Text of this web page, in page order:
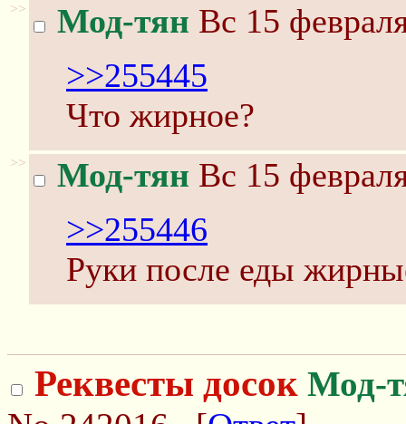
>> Мод-тян Вс 15
>>255445
Что жирное?
>> Мод-тян Вс 15
>>255446
Руки после еды
Реквесты досок Мод-